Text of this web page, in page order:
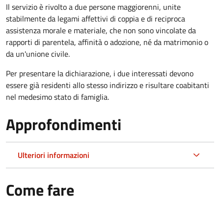
Il servizio è rivolto a due persone maggiorenni, unite
stabilmente da legami affettivi di coppia e di reciproca
assistenza morale e materiale, che non sono vincolate da
rapporti di parentela, affinità o adozione, né da matrimonio o
da un'unione civile.
Per presentare la dichiarazione, i due interessati devono
essere già residenti allo stesso indirizzo e risultare coabitanti
nel medesimo stato di famiglia.
Approfondimenti
Ulteriori informazioni
Come fare